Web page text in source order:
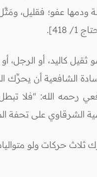
ودمها عفو؛ فقليل،
ثقيل كاليد، أو
الشافعية أن
رحمه الله: "فلا
على تحفة الطلاب
حركات ولو